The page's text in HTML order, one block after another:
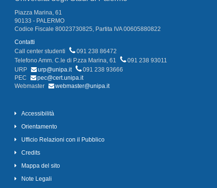
Piazza Marina, 61
90133 - PALERMO
Codice Fiscale 80023730825, Partita IVA 00605880822
Contatti
Call center studenti
091 238 86472
Telefono Amm. C.le di P.zza Marina, 61
091 238 93011
URP
urp@unipa.it
091 238 93666
PEC
pec@cert.unipa.it
Webmaster
webmaster@unipa.it
Accessibilità
Orientamento
Ufficio Relazioni con il Pubblico
Credits
Mappa del sito
Note Legali